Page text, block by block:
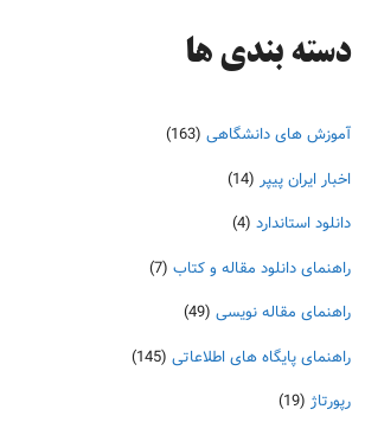
دسته‌ بندی ها
آموزش های دانشگاهی (163)
اخبار ایران پیپر (14)
دانلود استاندارد (4)
راهنمای دانلود مقاله و کتاب (7)
راهنمای مقاله نویسی (49)
راهنمای پایگاه های اطلاعاتی (145)
رپورتاژ (19)